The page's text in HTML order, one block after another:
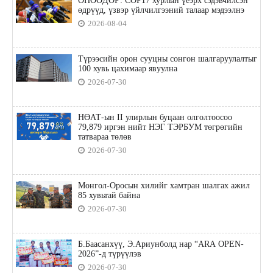
өдрүүд, үзвэр үйлчилгээний талаар мэдээлнэ
2026-08-04
Түрээсийн орон сууцны сонгон шалгаруулалтыг
100 хувь цахимаар явуулна
2026-07-30
НӨАТ-ын II улирлын буцаан олголтоосоо
79,879 иргэн нийт НЭГ ТЭРБУМ төгрөгийн
татвараа төлөв
2026-07-30
Монгол-Оросын хилийг хамтран шалгах ажил
85 хувьтай байна
2026-07-30
Б.Баасанхүү, Э.Ариунболд нар “ARA OPEN-
2026”-д түрүүлэв
2026-07-30